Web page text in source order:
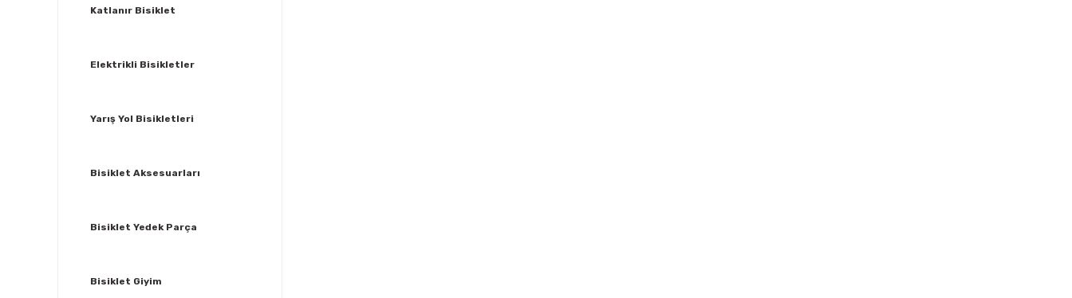
Katlanır Bisiklet
Elektrikli Bisikletler
Yarış Yol Bisikletleri
Bisiklet Aksesuarları
Bisiklet Yedek Parça
Bisiklet Giyim